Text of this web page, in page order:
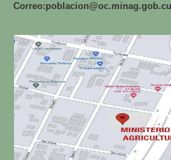
Correo:poblacion@oc.minag.gob.cu